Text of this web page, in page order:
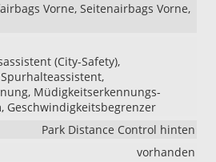
Vorne, Seitenairbags Vorne,
(City-Safety),
Müdigkeitserkennungs-
Geschwindigkeitsbegrenzer
Park Distance Control hinten
vorhanden